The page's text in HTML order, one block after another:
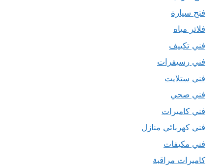
فتح سيارة
فلاتر مياه
فني تكييف
فني رسيفرات
فني ستلايت
فني صحي
فني كاميرات
فني كهربائي منازل
فني مكيفات
كاميرات مراقبة